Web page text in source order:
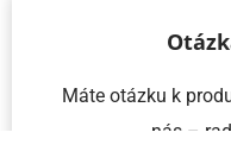
Máte otázku k
nás –